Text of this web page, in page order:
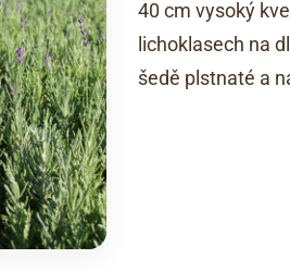
40 cm vysoký
lichoklasech na
šedě plstnaté a